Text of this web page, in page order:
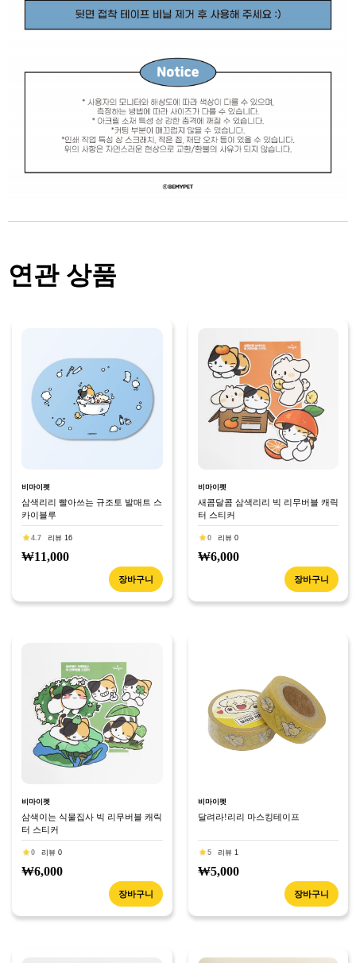
연관 상품
비마이펫
삼색리리 빨아쓰는 규조토 발매트 스
카이블루
4.7 리뷰 16
₩11,000
장바구니
비마이펫
새콤달콤 삼색리리 빅 리무버블 캐릭
터 스티커
0 리뷰 0
₩6,000
장바구니
비마이펫
삼색이는 식물집사 빅 리무버블 캐릭
터 스티커
0 리뷰 0
₩6,000
장바구니
비마이펫
달려라!리리 마스킹테이프
5 리뷰 1
₩5,000
장바구니